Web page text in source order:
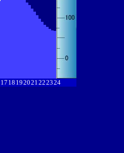
17 18 192021222324